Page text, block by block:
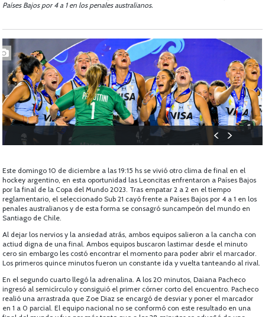
Países Bajos por 4 a 1 en los penales australianos.
Este domingo 10 de diciembre a las 19:15 hs se vivió otro clima de final en el
hockey argentino, en esta oportunidad las Leoncitas enfrentaron a Países Bajos
por la final de la Copa del Mundo 2023. Tras empatar 2 a 2 en el tiempo
reglamentario, el seleccionado Sub 21 cayó frente a Países Bajos por 4 a 1 en los
penales australianos y de esta forma se consagró suncampeón del mundo en
Santiago de Chile.
Al dejar los nervios y la ansiedad atrás, ambos equipos salieron a la cancha con
actiud digna de una final. Ambos equipos buscaron lastimar desde el minuto
cero sin embargo les costó encontrar el momento para poder abrir el marcador.
Los primeros quince minutos fueron un constante ida y vuelta tanteando al rival.
En el segundo cuarto llegó la adrenalina. A los 20 minutos, Daiana Pacheco
ingresó al semicírculo y consiguió el primer córner corto del encuentro. Pacheco
realió una arrastrada que Zoe Diaz se encargó de desviar y poner el marcador
en 1 a 0 parcial. El equipo nacional no se conformó con este resultado en una